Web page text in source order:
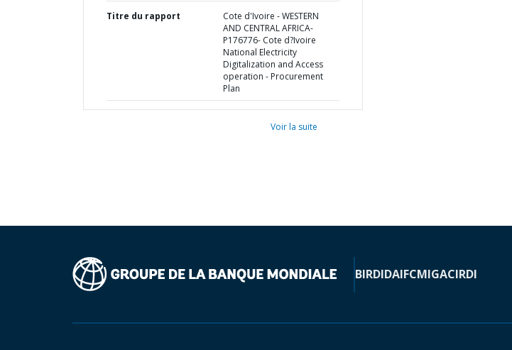
Titre du rapport
Cote d'Ivoire - WESTERN
AND CENTRAL AFRICA-
P176776- Cote d?Ivoire
National Electricity
Digitalization and Access
operation - Procurement
Plan
Voir la suite
BIRDIDAIFCMIGACIRDI